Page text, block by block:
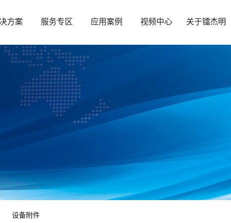
方案 服务专区 应用案例 视频中心 关于镭杰明
设备附件